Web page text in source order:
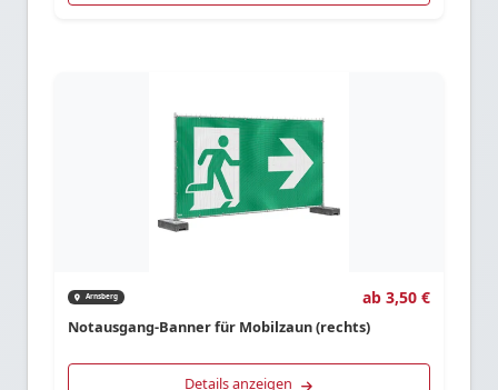
Arnsberg ab 3,50 €
Notausgang-Banner für Mobilzaun (rechts)
Details anzeigen